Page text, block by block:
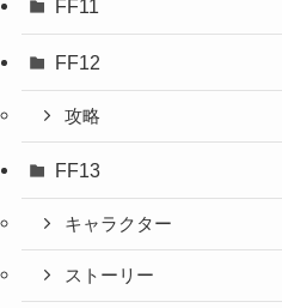
FF11
FF12
攻略
FF13
キャラクター
ストーリー